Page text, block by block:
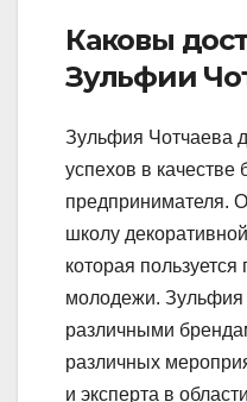
Каковы
Зульфии
Зульфия Чотчаева
успехов в качестве
предпринимателя.
школу
которая
молодежи. Зульфия
различными
различных
и эксперта в